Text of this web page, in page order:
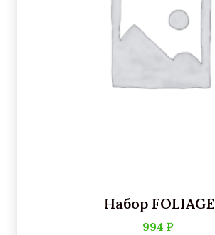
Набор FOLIAGE
994 ₽